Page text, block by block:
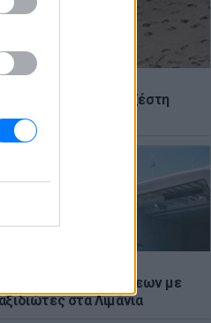
Πού θα «χτυπήσει» η ζέστη
Ρεκόρ Αναχωρήσεων με
στα Λιμάνια